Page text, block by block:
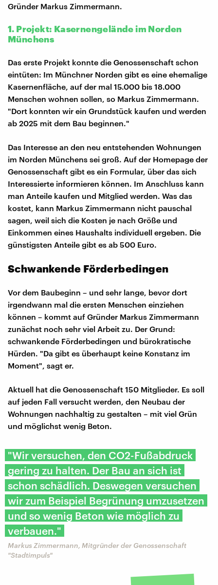
Gründer Markus Zimmermann.
1. Projekt: Kasernengelände im Norden
Münchens
Das erste Projekt konnte die Genossenschaft schon
eintüten: Im Münchner Norden gibt es eine ehemalige
Kasernenfläche, auf der mal 15.000 bis 18.000
Menschen wohnen sollen, so Markus Zimmermann.
"Dort konnten wir ein Grundstück kaufen und werden
ab 2025 mit dem Bau beginnen."
Das Interesse an den neu entstehenden Wohnungen
im Norden Münchens sei groß. Auf der Homepage der
Genossenschaft gibt es ein Formular, über das sich
Interessierte informieren können. Im Anschluss kann
man Anteile kaufen und Mitglied werden. Was das
kostet, kann Markus Zimmermann nicht pauschal
sagen, weil sich die Kosten je nach Größe und
Einkommen eines Haushalts individuell ergeben. Die
günstigsten Anteile gibt es ab 500 Euro.
Schwankende Förderbedingen
Vor dem Baubeginn – und sehr lange, bevor dort
irgendwann mal die ersten Menschen einziehen
können – kommt auf Gründer Markus Zimmermann
zunächst noch sehr viel Arbeit zu. Der Grund:
schwankende Förderbedingen und bürokratische
Hürden. "Da gibt es überhaupt keine Konstanz im
Moment", sagt er.
Aktuell hat die Genossenschaft 150 Mitglieder. Es soll
auf jeden Fall versucht werden, den Neubau der
Wohnungen nachhaltig zu gestalten – mit viel Grün
und möglichst wenig Beton.
"Wir versuchen, den CO2-Fußabdruck
gering zu halten. Der Bau an sich ist
schon schädlich. Deswegen versuchen
wir zum Beispiel Begrünung umzusetzen
und so wenig Beton wie möglich zu
verbauen."
Markus Zimmermann, Mitgründer der Genossenschaft
"Stadtimpuls"